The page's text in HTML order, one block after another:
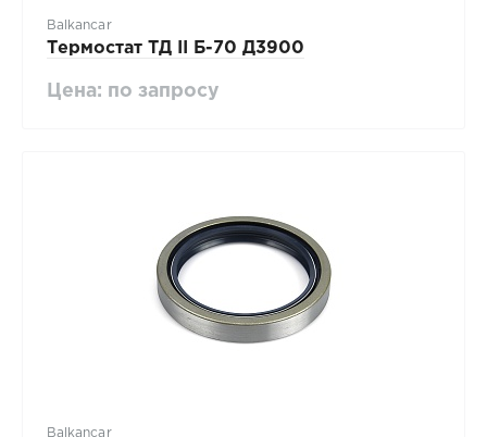
Balkancar
Термостат ТД II Б-70 Д3900
Цена: по запросу
Balkancar